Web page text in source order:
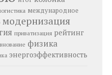
международное
модернизация
приватизация рейтинг
физика
энергоэффективность